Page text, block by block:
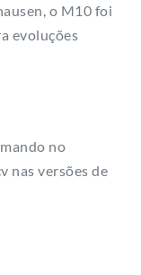
o M10 foi
evoluções
no
nas versões de